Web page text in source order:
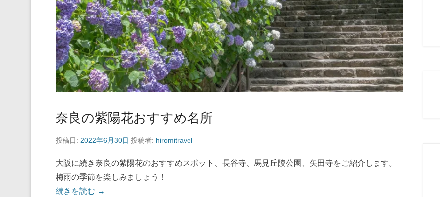
奈良の紫陽花おすすめ名所
投稿日: 2022年6月30日 投稿者: hiromitravel
大阪に続き奈良の紫陽花のおすすめスポット、長谷寺、馬見丘陵公園、矢田寺をご紹介します。
梅雨の季節を楽しみましょう！
続きを読む →